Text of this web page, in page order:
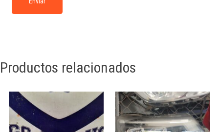
Productos relacionados